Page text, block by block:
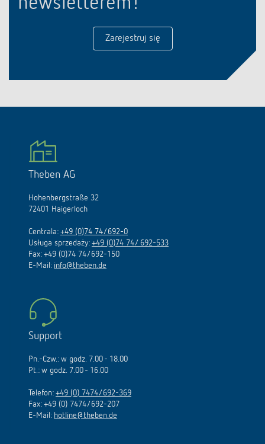
Zarejestruj się
Theben AG
Hohenbergstraße 32
72401 Haigerloch
Centrala: +49 (0)74 74/692-0
Usługa sprzedaży: +49 (0)74 74/ 692-533
Fax: +49 (0)74 74/692-150
E-Mail: info@theben.de
Support
Pn.-Czw.: w godz. 7.00 - 18.00
Pt.: w godz. 7.00 - 16.00
Telefon: +49 (0) 7474/692-369
Fax: +49 (0) 7474/692-207
E-Mail: hotline@theben.de